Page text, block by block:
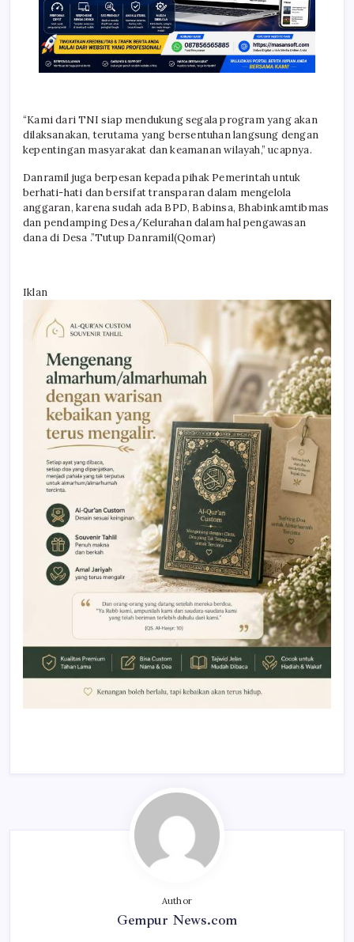
“Kami dari TNI siap mendukung segala program yang akan
dilaksanakan, terutama yang bersentuhan langsung dengan
kepentingan masyarakat dan keamanan wilayah,” ucapnya.
Danramil juga berpesan kepada pihak Pemerintah untuk
berhati-hati dan bersifat transparan dalam mengelola
anggaran, karena sudah ada BPD, Babinsa, Bhabinkamtibmas
dan pendamping Desa/Kelurahan dalam hal pengawasan
dana di Desa .”Tutup Danramil(Qomar)
Iklan
Author
Gempur News.com